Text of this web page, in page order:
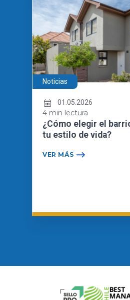
Noticias
01.05.2026
4 min lectura
¿Cómo elegir el
tu estilo de vida?
VER MÁS